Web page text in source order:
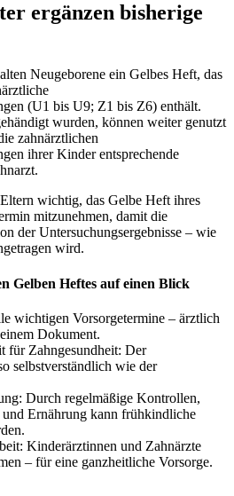
ergänzen bisherige
Neugeborene ein Gelbes Heft, das
(U1 bis U9; Z1 bis Z6) enthält.
wurden, können weiter genutzt
zahnärztlichen
ihrer Kinder entsprechende
wichtig, das Gelbe Heft ihres
mitzunehmen, damit die
der Untersuchungsergebnisse – wie
wird.
Gelben Heftes auf einen Blick
wichtigen Vorsorgetermine – ärztlich
Dokument.
für Zahngesundheit: Der
selbstverständlich wie der
Durch regelmäßige Kontrollen,
Ernährung kann frühkindliche
Kinderärztinnen und Zahnärzte
– für eine ganzheitliche Vorsorge.